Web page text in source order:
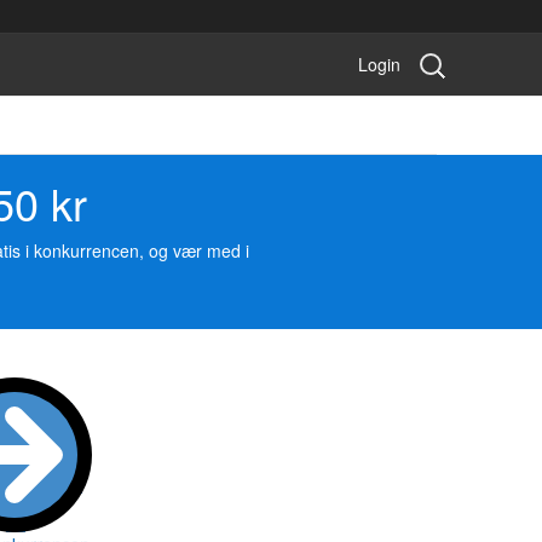
Login
Søg
konkurrence:
kr
i konkurrencen, og vær med i